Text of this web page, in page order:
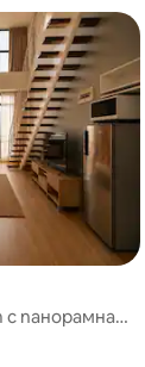
панорамна